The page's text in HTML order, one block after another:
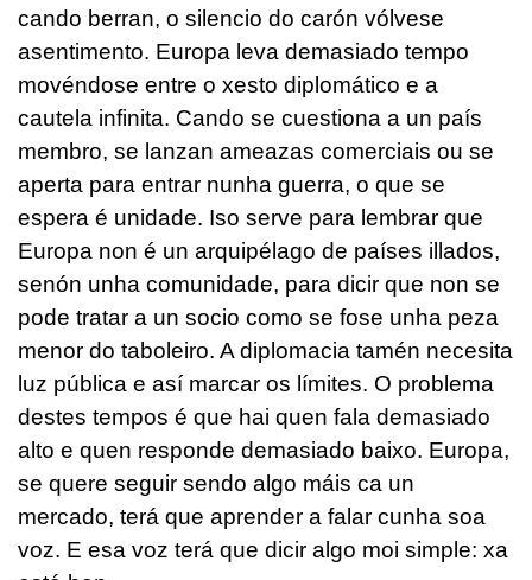
cando berran, o silencio do carón vólvese
asentimento. Europa leva demasiado tempo
movéndose entre o xesto diplomático e a
cautela infinita. Cando se cuestiona a un país
membro, se lanzan ameazas comerciais ou se
aperta para entrar nunha guerra, o que se
espera é unidade. Iso serve para lembrar que
Europa non é un arquipélago de países illados,
senón unha comunidade, para dicir que non se
pode tratar a un socio como se fose unha peza
menor do taboleiro. A diplomacia tamén necesita
luz pública e así marcar os límites. O problema
destes tempos é que hai quen fala demasiado
alto e quen responde demasiado baixo. Europa,
se quere seguir sendo algo máis ca un
mercado, terá que aprender a falar cunha soa
voz. E esa voz terá que dicir algo moi simple: xa